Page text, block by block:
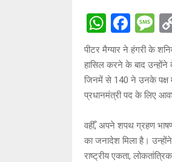
W
h
at
s
A
p
p
F
a
ce
b
o
o
k
M
s
a
g
e
पीटर मैग्यार ने हंगरी के
हासिल करने के बाद
जिनमें से 140 ने उनके पक्ष
प्रधानमंत्री पद के लिए
वहीँ, अपने शपथ ग्रहण
का जनादेश मिला है।
राष्ट्रीय एकता,